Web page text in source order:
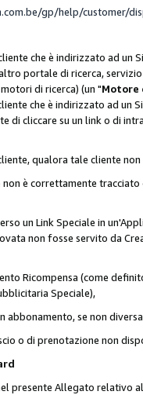
gp/help/customer/
che è indirizzato ad un
portale di ricerca,
di ricerca) (un "Motore
che è indirizzato ad un
di cliccare su un link o di
qualora tale cliente
è correttamente
un Link Speciale in
non fosse servito da
Ricompensa (come
Speciale),
abbonamento, se non
o di prenotazione non
presente Allegato relativo